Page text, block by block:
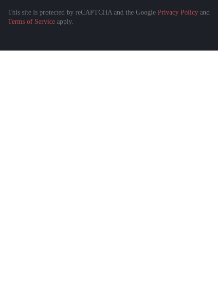
This site is protected by reCAPTCHA and the Google Privacy Policy and
Terms of Service apply.